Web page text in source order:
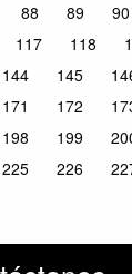
88 89 90
117 118
144 145
171 172
198 199
225 226